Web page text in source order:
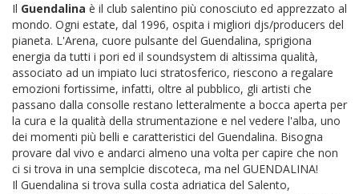
Il Guendalina è il club salentino più conosciuto ed apprezzato al
mondo. Ogni estate, dal 1996, ospita i migliori djs/producers del
pianeta. L'Arena, cuore pulsante del Guendalina, sprigiona
energia da tutti i pori ed il soundsystem di altissima qualità,
associato ad un impiato luci stratosferico, riescono a regalare
emozioni fortissime, infatti, oltre al pubblico, gli artisti che
passano dalla consolle restano letteralmente a bocca aperta per
la cura e la qualità della strumentazione e nel vedere l'alba, uno
dei momenti più belli e caratteristici del Guendalina. Bisogna
provare dal vivo e andarci almeno una volta per capire che non
ci si trova in una semplcie discoteca, ma nel GUENDALINA!
Il Guendalina si trova sulla costa adriatica del Salento,